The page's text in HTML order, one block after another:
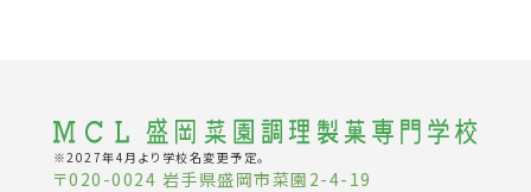
※2027年4月より学校名変更予定。
〒020-0024 岩手県盛岡市菜園2-4-19